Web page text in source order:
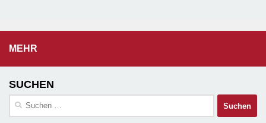
MEHR
SUCHEN
Suchen